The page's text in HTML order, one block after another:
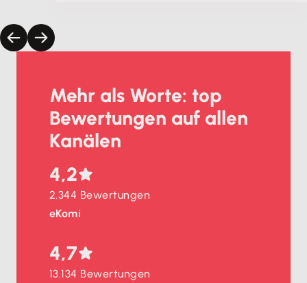
Mehr als Worte: top
Bewertungen auf allen
Kanälen
4,2
eKomi
2.344 Bewertungen
4,7
13.134 Bewertungen